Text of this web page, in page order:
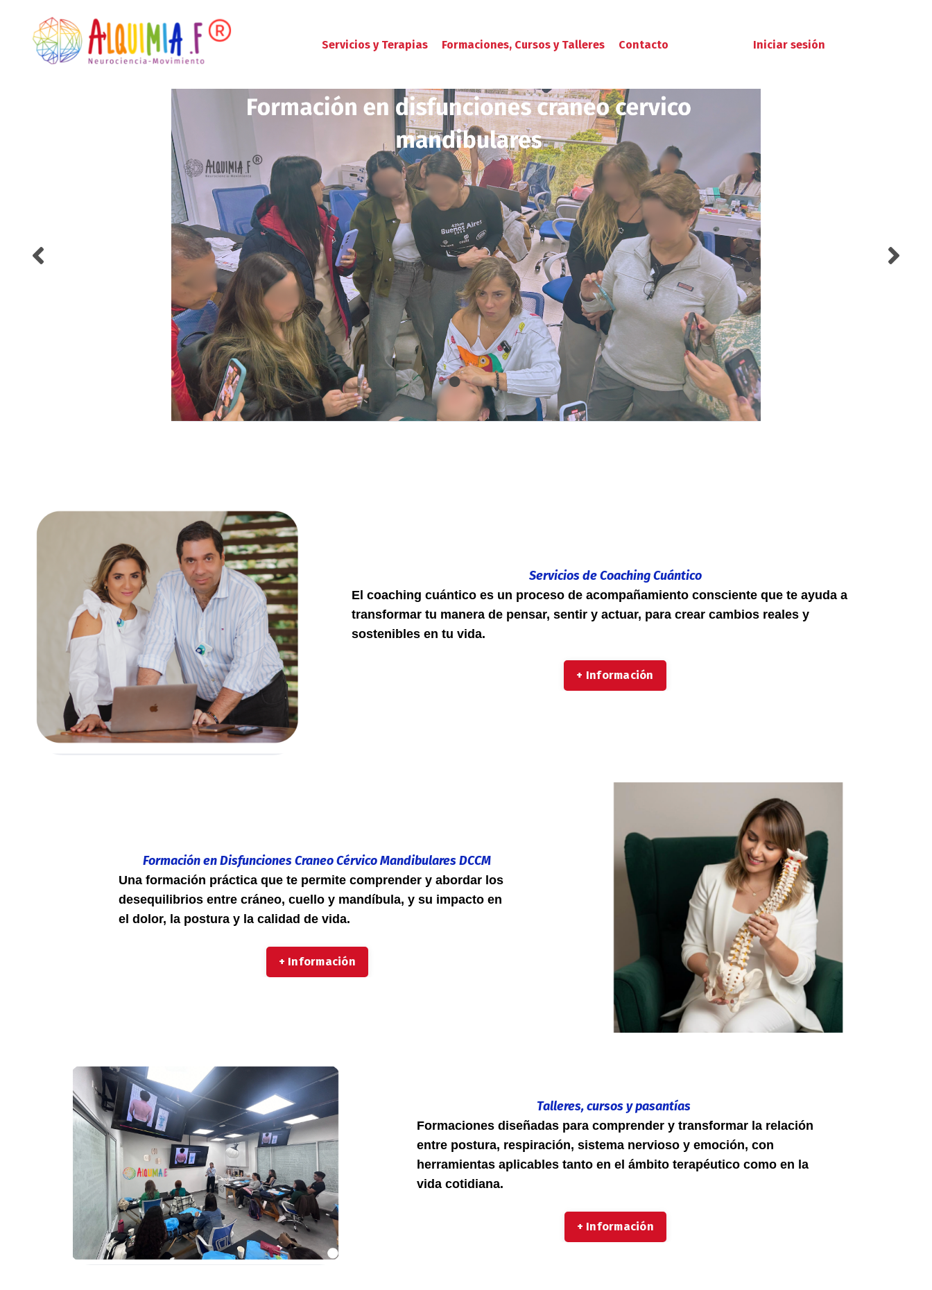
Servicios y Terapias Formaciones, Cursos y Talleres Contacto Iniciar sesión
Servicios de Coaching Cuántico
El coaching cuántico es un proceso de acompañamiento consciente que te ayuda a
transformar tu manera de pensar, sentir y actuar, para crear cambios reales y
sostenibles en tu vida.
+ Información
Formación en Disfunciones Craneo Cérvico Mandibulares DCCM
Una formación práctica que te permite comprender y abordar los
desequilibrios entre cráneo, cuello y mandíbula, y su impacto en
el dolor, la postura y la calidad de vida.
+ Información
Talleres, cursos y pasantías
Formaciones diseñadas para comprender y transformar la relación
entre postura, respiración, sistema nervioso y emoción, con
herramientas aplicables tanto en el ámbito terapéutico como en la
vida cotidiana.
+ Información